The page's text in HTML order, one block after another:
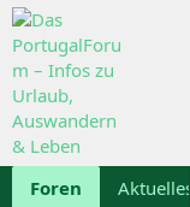
Foren Aktuelles